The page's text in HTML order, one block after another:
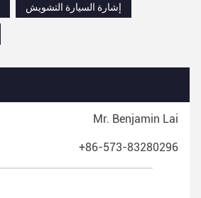
إشارة السيارة التشويش
Mr. Benjamin Lai
+86-573-83280296